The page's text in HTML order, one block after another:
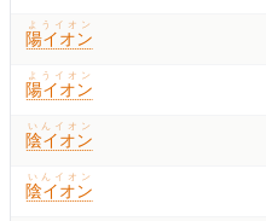
陽イオン
ようイオン
陽イオン
ようイオン
陰イオン
いんイオン
陰イオン
いんイオン